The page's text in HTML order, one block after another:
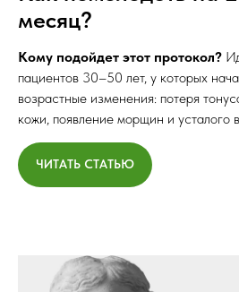
месяц?
Кому подойдет этот протокол?
пациентов 30–50 лет, у которых
возрастные изменения: потеря
кожи, появление морщин и усталого
ЧИТАТЬ СТАТЬЮ